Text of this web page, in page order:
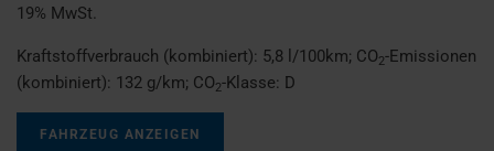
19% MwSt.
Kraftstoffverbrauch (kombiniert): 5,8 l/100km; CO2-Emissionen
(kombiniert): 132 g/km; CO2-Klasse: D
FAHRZEUG ANZEIGEN